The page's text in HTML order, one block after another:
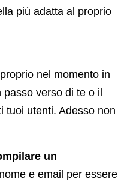
più adatta al proprio
nel momento in
verso di te o il
tuoi utenti. Adesso non
un
e email per essere